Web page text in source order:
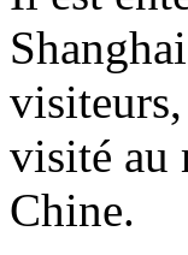
visité au
Chine.